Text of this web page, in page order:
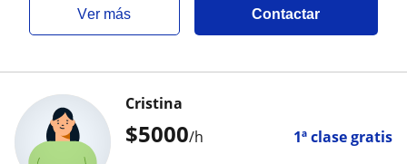
ver más Contactar
$5000/h 1ª clase gratis
Cristina